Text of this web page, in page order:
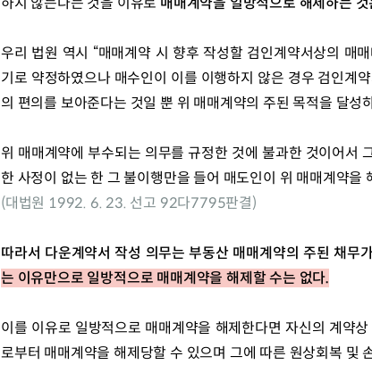
우리 법원 역시 “매매계약 시 향후 작성할 검인계약서상의 매
기로 약정하였으나 매수인이 이를 이행하지 않은 경우 검인계
의 편의를 보아준다는 것일 뿐 위 매매계약의 주된 목적을 달성
위 매매계약에 부수되는 의무를 규정한 것에 불과한 것이어서
한 사정이 없는 한 그 불이행만을 들어 매도인이 위 매매계약을
(대법원 1992. 6. 23. 선고 92다7795판결)
따라서 다운계약서 작성 의무는 부동산 매매계약의 주된 채무
는 이유만으로 일방적으로 매매계약을 해제할 수는 없다.
이를 이유로 일방적으로 매매계약을 해제한다면 자신의 계약
로부터 매매계약을 해제당할 수 있으며 그에 따른 원상회복 및